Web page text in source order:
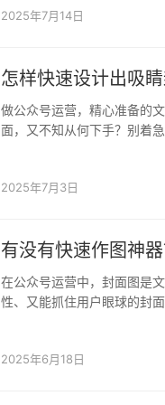
2025年7月14日
怎样快速设计出吸
做公众号运营，精心准备的
面，又不知从何下手？别着
2025年7月3日
有没有快速作图神
在公众号运营中，封面图是
性、又能抓住用户眼球的封
2025年6月18日